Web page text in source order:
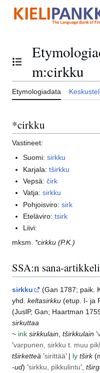
sisältöön
Vaihda sisällysluettelo
m:cirkku
Etymologiadata
*cirkku
Vastineet:
Suomi:sirkku
Karjala:tširkku
Vepsä:čirk
Vatja:sirkku
Pohjoisviro:sirk
Eteläviro:tsirk
Liivi:
mksm. *cirkku (P.K.)
SSA:n sana-artikkeli
sirkku (Gan 1787; paik.
yhd. keltasirkku (etup. I- ja
(JuslP, Gan; Haartman
sirkuttaa
~ ink sirkkulain tširkkulain ’
’varpunen, sirkku t. muu
tširketteä ’sirittää’ | ly tširk
-ud) ’sirkku, pikkulintu’,